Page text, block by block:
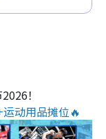
！
动用品摊位🔥